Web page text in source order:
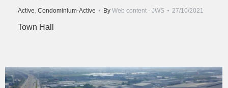
Active, Condominium-Active By Web content - JWS 27/10/2021
Town Hall